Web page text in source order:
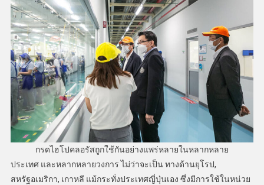
กรดไฮโปคลอรัสถูกใช้กันอย่างแพร่หลายในหลากหลาย
ประเทศ และหลากหลายวงการ ไม่ว่าจะเป็น ทางด้านยุโรป,
สหรัฐอเมริกา, เกาหลี แม้กระทั่งประเทศญี่ปุ่นเอง ซึ่งมีการใช้ในหน่วย